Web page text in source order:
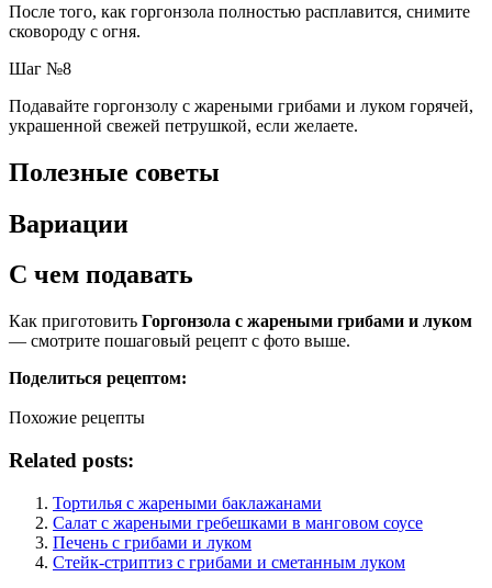
После того, как горгонзола полностью расплавится, снимите
сковороду с огня.
Шаг №8
Подавайте горгонзолу с жареными грибами и луком горячей,
украшенной свежей петрушкой, если желаете.
Полезные советы
Вариации
С чем подавать
Как приготовить Горгонзола с жареными грибами и луком
— смотрите пошаговый рецепт с фото выше.
Поделиться рецептом:
Похожие рецепты
Related posts:
Тортилья с жареными баклажанами
Салат с жареными гребешками в манговом соусе
Печень с грибами и луком
Стейк-стриптиз с грибами и сметанным луком